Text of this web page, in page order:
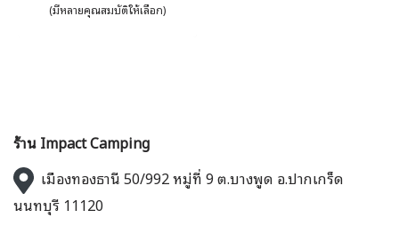
(มีหลายคุณสมบัติให้เลือก)
ร้าน Impact Camping
เมืองทองธานี 50/992 หมู่ที่ 9 ต.บางพูด อ.ปากเกร็ด
นนทบุรี 11120